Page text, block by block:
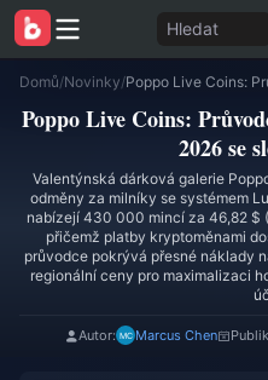
Hledat
Domů/Novinky/
Poppo Live Coins:
2026 se
Valentýnská dárková galerie
odměny za milníky se systémem
nabízejí 430 000 mincí za 46,82 $
přičemž platby kryptoměnami
průvodce pokrývá přesné náklady
regionální ceny pro maximalizaci
Autor: Marcus Chen